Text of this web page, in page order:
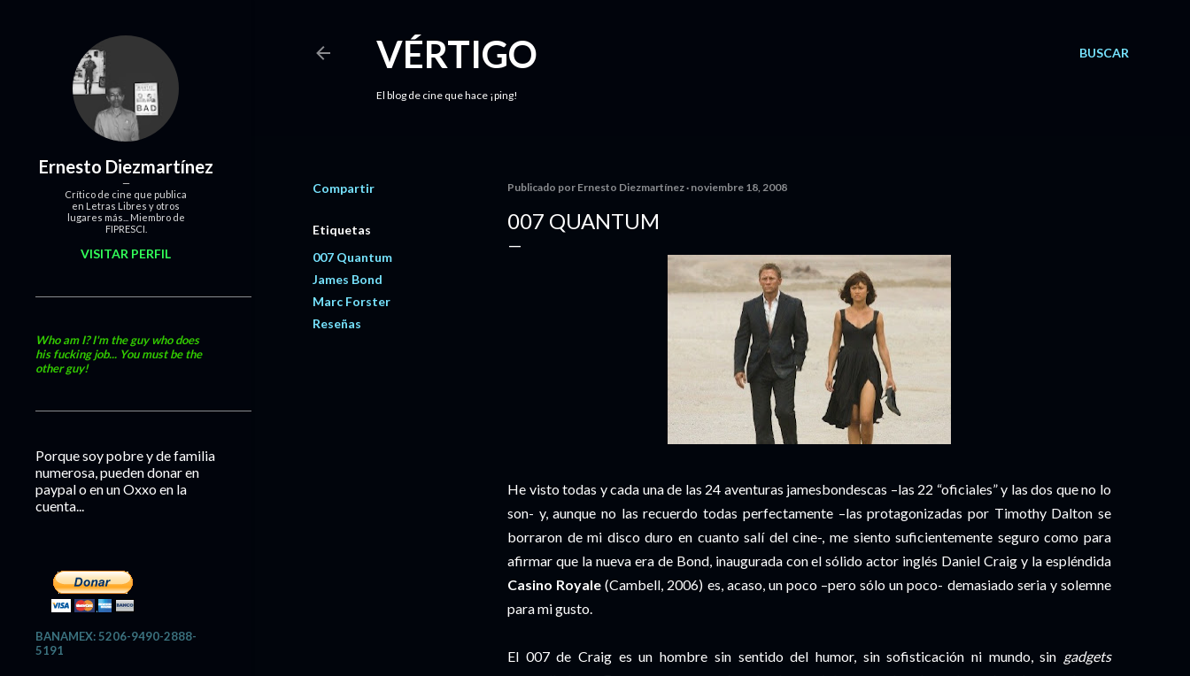
BUSCAR
VÉRTIGO
El blog de cine que hace ¡ping!
Compartir
Etiquetas
007 Quantum
James Bond
Marc Forster
Reseñas
Publicado por Ernesto Diezmartínez noviembre 18, 2008
007 QUANTUM
He visto todas y cada una de las 24 aventuras jamesbondescas –las 22 “oficiales” y las dos que no lo
son- y, aunque no las recuerdo todas perfectamente –las protagonizadas por Timothy Dalton se
borraron de mi disco duro en cuanto salí del cine-, me siento suficientemente seguro como para
afirmar que la nueva era de Bond, inaugurada con el sólido actor inglés Daniel Craig y la espléndida
Casino Royale (Cambell, 2006) es, acaso, un poco –pero sólo un poco- demasiado seria y solemne
para mi gusto.
El 007 de Craig es un hombre sin sentido del humor, sin sofisticación ni mundo, sin gadgets
Ernesto Diezmartínez
Crítico de cine que publica
en Letras Libres y otros
lugares más... Miembro de
FIPRESCI.
VISITAR PERFIL
Who am I? I'm the guy who does
his fucking job... You must be the
other guy!
Porque soy pobre y de familia
numerosa, pueden donar en
paypal o en un Oxxo en la
cuenta...
BANAMEX: 5206-9490-2888-
5191